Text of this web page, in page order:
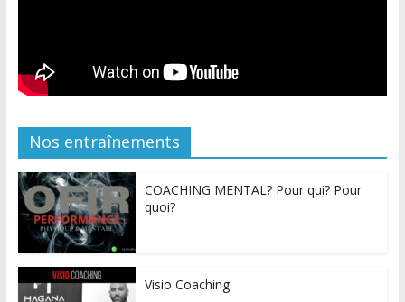
Nos entraînements
COACHING MENTAL? Pour qui? Pour
quoi?
Visio Coaching